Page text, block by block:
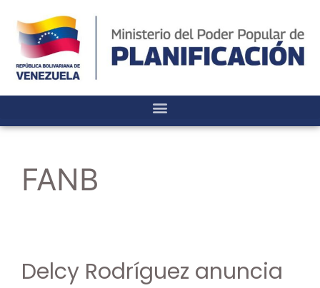
FANB
Delcy Rodríguez anuncia